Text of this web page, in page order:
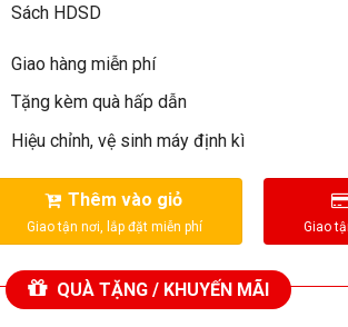
Sách HDSD
Giao hàng miễn phí
Tặng kèm quà hấp dẫn
Hiệu chỉnh, vệ sinh máy định kì
Thêm vào giỏ
QUÀ TẶNG / KHUYẾN MÃI